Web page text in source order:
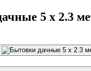
5 х 2.3